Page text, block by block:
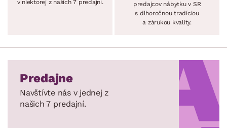
v niektorej z našich 7 predajní.
predajcov nábytku v SR
s dlhoročnou tradíciou
a zárukou kvality.
Predajne
Navštívte nás v jednej z
našich 7 predajní.